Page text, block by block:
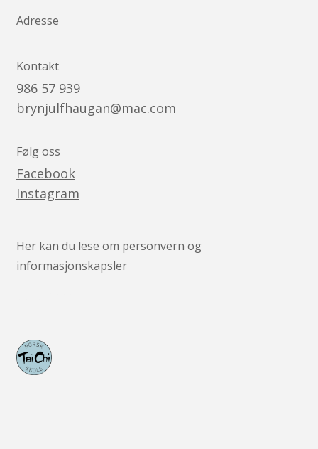
Adresse
Kontakt
986 57 939
brynjulfhaugan@mac.com
Følg oss
Facebook
Instagram
Her kan du lese om personvern og
informasjonskapsler